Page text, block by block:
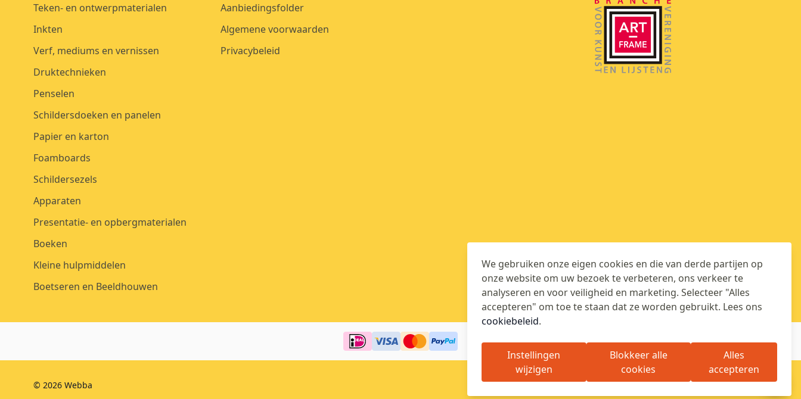
We gebruiken onze eigen cookies en die van derde partijen op
onze website om uw bezoek te verbeteren, ons verkeer te
analyseren en voor veiligheid en marketing. Selecteer "Alles
accepteren" om toe te staan dat ze worden gebruikt. Lees ons
cookiebeleid.
Instellingen
wijzigen
Blokkeer alle
cookies
Alles
accepteren
Teken- en ontwerpmaterialen
Inkten
Verf, mediums en vernissen
Druktechnieken
Penselen
Schildersdoeken en panelen
Papier en karton
Foamboards
Schildersezels
Apparaten
Presentatie- en opbergmaterialen
Boeken
Kleine hulpmiddelen
Boetseren en Beeldhouwen
Aanbiedingsfolder
Algemene voorwaarden
Privacybeleid
© 2026 Webba Algemene voorwaarden Privacybeleid🍪